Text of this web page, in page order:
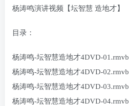
杨涛鸣演讲视频【坛智慧 造地才】
目录：
杨涛鸣-坛智慧造地才4DVD-01.rmvb
杨涛鸣-坛智慧造地才4DVD-02.rmvb
杨涛鸣-坛智慧造地才4DVD-03.rmvb
杨涛鸣-坛智慧造地才4DVD-04.rmvb